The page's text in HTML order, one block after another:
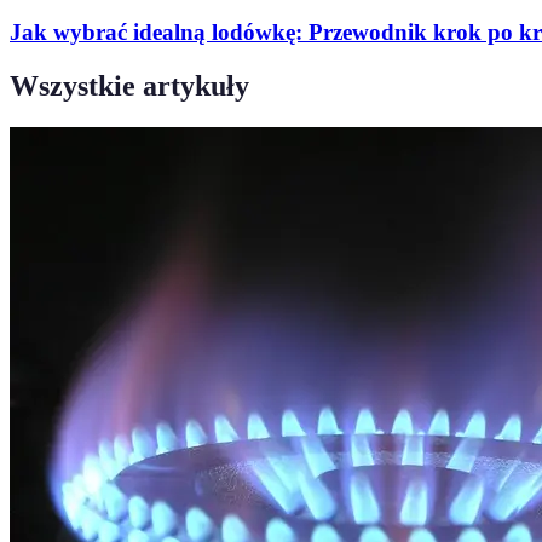
Jak wybrać idealną lodówkę: Przewodnik krok po
Wszystkie artykuły